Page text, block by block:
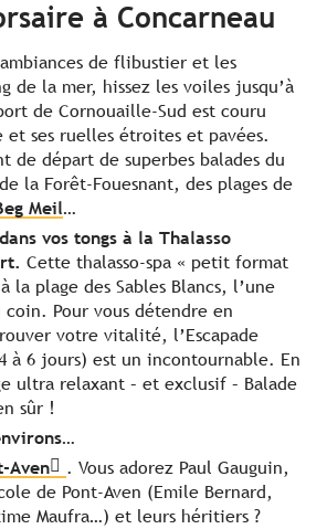
à Concarneau
de flibustier et les
de la mer, hissez les voiles jusqu’à
de Cornouaille-Sud est couru
et ses ruelles étroites et pavées.
de départ de superbes balades du
la Forêt-Fouesnant, des plages de
Meil…
vos tongs à la Thalasso
Cette thalasso-spa « petit format
la plage des Sables Blancs, l’une
coin. Pour vous détendre en
votre vitalité, l’Escapade
à 6 jours) est un incontournable. En
ultra relaxant – et exclusif – Balade
sûr !
Aven
. Vous adorez Paul Gauguin,
de Pont-Aven (Emile Bernard,
Maufra…) et leurs héritiers ?